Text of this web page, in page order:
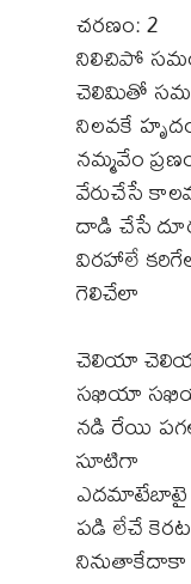
చరణం: 2
నిలిచిపో
చెలిమితో
నిలవకే
నమ్మవేం
వేరుచేసే
దాడి చేసే
విరహాలే
గెలిచేలా
చెలియా
సఖియా
నడి రేయి
సూటిగా
పడి లేచే